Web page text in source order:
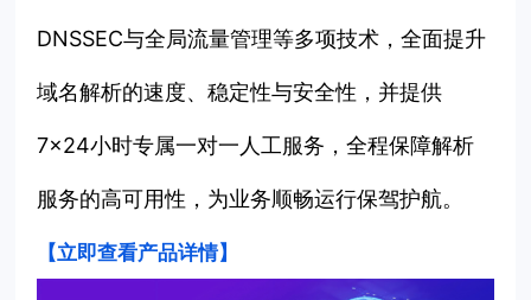
DNSSEC与全局流量管理等多项技术，全面提升
域名解析的速度、稳定性与安全性，并提供
7×24小时专属一对一人工服务，全程保障解析
服务的高可用性，为业务顺畅运行保驾护航。
【立即查看产品详情】